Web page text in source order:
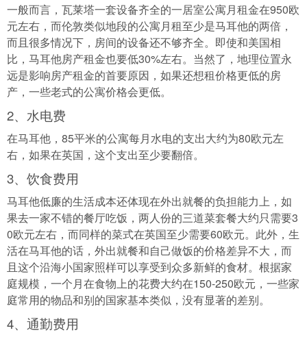
一般而言，瓦莱塔一套设备齐全的一居室公寓月租金在950欧
元左右，而伦敦类似地段的公寓月租至少是马耳他的两倍，
而且很多情况下，房间的设备还不够齐全。即使和美国相
比，马耳他房产租金也要低30%左右。当然了，地理位置永
远是影响房产租金的首要原因，如果还想租价格更低的房
产，一些老式的公寓价格会更低。
2、水电费
在马耳他，85平米的公寓每月水电的支出大约为80欧元左
右，如果在英国，这个支出至少要翻倍。
3、饮食费用
马耳他低廉的生活成本还体现在外出就餐的负担能力上，如
果去一家不错的餐厅吃饭，两人份的三道菜套餐大约只需要3
0欧元左右，而同样的菜式在英国至少需要60欧元。此外，生
活在马耳他的话，外出就餐和自己做饭的价格差异不大，而
且这个沿海小国家照样可以享受到众多新鲜的食材。根据家
庭规模，一个月在食物上的花费大约在150-250欧元，一些家
庭常用的物品和别的国家基本类似，没有显著的差别。
4、通勤费用